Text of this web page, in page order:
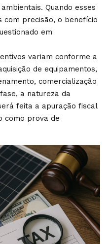
Quando esses
com precisão, o benefício
em
variam conforme a
de equipamentos,
comercialização
a natureza da
feita a apuração fiscal
como prova de